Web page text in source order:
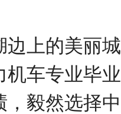
边上的美丽
机车专业毕
，毅然选择